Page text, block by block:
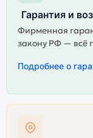
Гарантия и
Фирменная
закону РФ — всё
Подробнее о